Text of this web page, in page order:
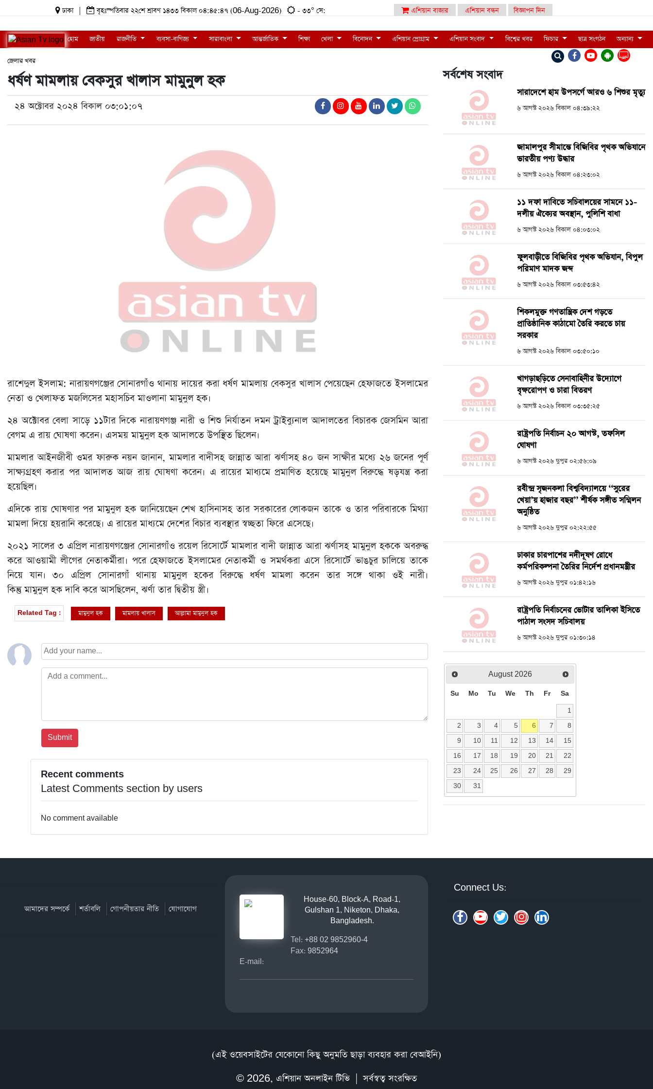
ঢাকা বৃহঃস্পতিবার ২২শে শ্রাবণ ১৪৩৩ বিকাল ০৪:৪৫:৪৭ (06-Aug-2026) - ৩৩° সে: এশিয়ান বাজার এশিয়ান বন্ধন বিজ্ঞাপন দিন
LIVE
হোম জাতীয় রাজনীতি ব্যবসা-বাণিজ্য সারাবাংলা আন্তর্জাতিক শিক্ষা খেলা বিনোদন এশিয়ান প্রোগ্রাম এশিয়ান সংবাদ বিশ্বের খবর ফিচার ছাত্র সংগঠন অন্যান্য
জেলার খবর
ধর্ষণ মামলায় বেকসুর খালাস মামুনুল হক
২৪ অক্টোবর ২০২৪ বিকাল ০৩:০১:০৭
রাশেদুল ইসলাম: নারায়ণগঞ্জের সোনারগাঁও থানায় দায়ের করা ধর্ষণ মামলায় বেকসুর খালাস পেয়েছেন হেফাজতে ইসলামের
নেতা ও খেলাফত মজলিসের মহাসচিব মাওলানা মামুনুল হক।
২৪ অক্টোবর বেলা সাড়ে ১১টার দিকে নারায়ণগঞ্জ নারী ও শিশু নির্যাতন দমন ট্রাইব্যুনাল আদালতের বিচারক জেসমিন আরা
বেগম এ রায় ঘোষণা করেন। এসময় মামুনুল হক আদালতে উপস্থিত ছিলেন।
মামলার আইনজীবী ওমর ফারুক নয়ন জানান, মামলার বাদীসহ জান্নাত আরা ঝর্ণাসহ ৪০ জন সাক্ষীর মধ্যে ২৬ জনের পূর্ণ
সাক্ষ্যগ্রহণ করার পর আদালত আজ রায় ঘোষণা করেন। এ রায়ের মাধ্যমে প্রমাণিত হয়েছে মামুনুল বিরুদ্ধে ষড়যন্ত্র করা
হয়েছিল।
এদিকে রায় ঘোষণার পর মামুনুল হক জানিয়েছেন শেখ হাসিনাসহ তার সরকারের লোকজন তাকে ও তার পরিবারকে মিথ্যা
মামলা দিয়ে হয়রানি করেছে। এ রায়ের মাধ্যমে দেশের বিচার ব্যবস্থার স্বচ্ছতা ফিরে এসেছে।
২০২১ সালের ৩ এপ্রিল নারায়ণগঞ্জের সোনারগাঁও রয়েল রিসোর্টে মামলার বাদী জান্নাত আরা ঝর্ণাসহ মামুনুল হককে অবরুদ্ধ
করে আওয়ামী লীগের নেতাকর্মীরা। পরে হেফাজতে ইসলামের নেতাকর্মী ও সমর্থকরা এসে রিসোর্টে ভাঙচুর চালিয়ে তাকে
নিয়ে যান। ৩০ এপ্রিল সোনারগাঁ থানায় মামুনুল হকের বিরুদ্ধে ধর্ষণ মামলা করেন তার সঙ্গে থাকা ওই নারী।
কিন্তু মামুনুল হক দাবি করে আসছিলেন, ঝর্ণা তার দ্বিতীয় স্ত্রী।
Related Tag : মামুনুল হক মামলায় খালাস আল্লামা মামুনুল হক
Recent comments
Latest Comments section by users
No comment available
সর্বশেষ সংবাদ
সারাদেশে হাম উপসর্গে আরও ৬ শিশুর মৃত্যু
৬ আগস্ট ২০২৬ বিকাল ০৪:৩৯:২২
জামালপুর সীমান্তে বিজিবির পৃথক অভিযানে
ভারতীয় পণ্য উদ্ধার
৬ আগস্ট ২০২৬ বিকাল ০৪:২৩:০২
১১ দফা দাবিতে সচিবালয়ের সামনে ১১-
দলীয় ঐক্যের অবস্থান, পুলিশি বাধা
৬ আগস্ট ২০২৬ বিকাল ০৪:০৩:০২
ফুলবাড়ীতে বিজিবির পৃথক অভিযান, বিপুল
পরিমাণ মাদক জব্দ
৬ আগস্ট ২০২৬ বিকাল ০৩:৫৩:৪২
শিকলমুক্ত গণতান্ত্রিক দেশ গড়তে
প্রাতিষ্ঠানিক কাঠামো তৈরি করতে চায়
সরকার
৬ আগস্ট ২০২৬ বিকাল ০৩:৫০:১০
খাগড়াছড়িতে সেনাবাহিনীর উদ্যোগে
বৃক্ষরোপণ ও চারা বিতরণ
৬ আগস্ট ২০২৬ বিকাল ০৩:৩৫:২৫
রাষ্ট্রপতি নির্বাচন ২০ আগস্ট, তফসিল
ঘোষণা
৬ আগস্ট ২০২৬ দুপুর ০২:৫৬:০৯
রবীন্দ্র সৃজনকলা বিশ্ববিদ্যালয়ে ‘‘সুরের
খেয়া’য় হাজার বছর’’ শীর্ষক সঙ্গীত সম্মিলন
অনুষ্ঠিত
৬ আগস্ট ২০২৬ দুপুর ০২:২২:৫৫
ঢাকার চারপাশের নদীদূষণ রোধে
কর্মপরিকল্পনা তৈরির নির্দেশ প্রধানমন্ত্রীর
৬ আগস্ট ২০২৬ দুপুর ০১:৪২:১৬
রাষ্ট্রপতি নির্বাচনের ভোটার তালিকা ইসিতে
পাঠাল সংসদ সচিবালয়
৬ আগস্ট ২০২৬ দুপুর ০১:৩০:১৪
August 2026
Su Mo Tu We Th Fr Sa
1
2
3 4 5 6 7
8
9
10 11 12 13 14
15
16
17 18 19 20 21
22
23
24 25 26 27 28
29
30
31
আমাদের সম্পর্কে শর্তাবলি গোপনীয়তার নীতি যোগাযোগ
House-60, Block-A, Road-1,
Gulshan 1, Niketon, Dhaka,
Bangladesh.
Tel: +88 02 9852960-4
Fax: 9852964
E-mail:
Connect Us:
(এই ওয়েবসাইটের যেকোনো কিছু অনুমতি ছাড়া ব্যবহার করা বেআইনি)
© 2026, এশিয়ান অনলাইন টিভি| সর্বস্বত্ব সংরক্ষিত